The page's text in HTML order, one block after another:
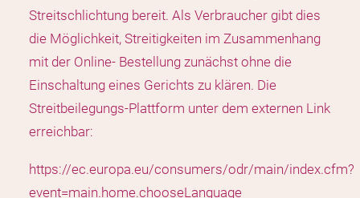
Streitschlichtung bereit. Als Verbraucher gibt dies
die Möglichkeit, Streitigkeiten im Zusammenhang
mit der Online- Bestellung zunächst ohne die
Einschaltung eines Gerichts zu klären. Die
Streitbeilegungs-Plattform unter dem externen Link
erreichbar:
https://ec.europa.eu/consumers/odr/main/index.cfm?
event=main.home.chooseLanguage